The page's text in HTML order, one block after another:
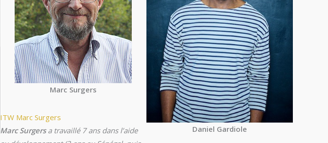
Marc Surgers
ITW Marc Surgers
Marc Surgersa travaillé 7 ans dans l’aide
Daniel Gardiole